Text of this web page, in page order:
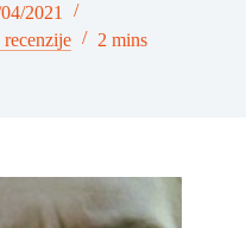
2021
2 mins